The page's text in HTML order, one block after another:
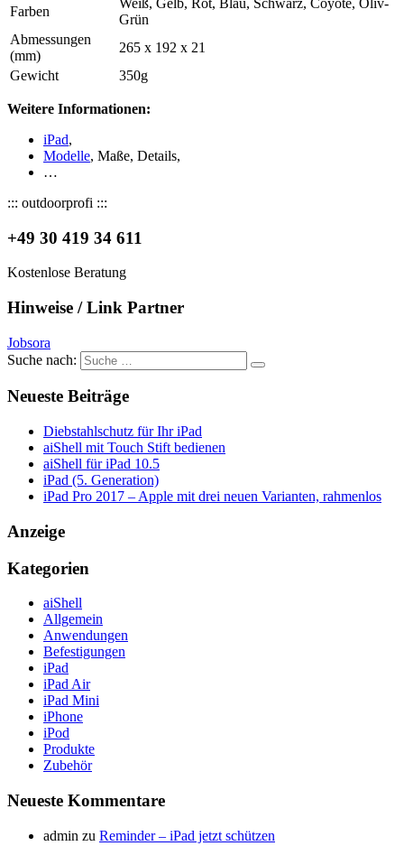
Farben
Grün
Abmessungen
(mm)
265 x 192 x 21
Gewicht
350g
Weitere Informationen:
iPad,
Modelle, Maße, Details,
…
::: outdoorprofi :::
+49 30 419 34 611
Kostenlose Beratung
Hinweise / Link Partner
Jobsora
Suche nach:
Neueste Beiträge
Diebstahlschutz für Ihr iPad
aiShell mit Touch Stift bedienen
aiShell für iPad 10.5
iPad (5. Generation)
iPad Pro 2017 – Apple mit drei neuen Varianten, rahmenlos
Anzeige
Kategorien
aiShell
Allgemein
Anwendungen
Befestigungen
iPad
iPad Air
iPad Mini
iPhone
iPod
Produkte
Zubehör
Neueste Kommentare
admin zu Reminder – iPad jetzt schützen